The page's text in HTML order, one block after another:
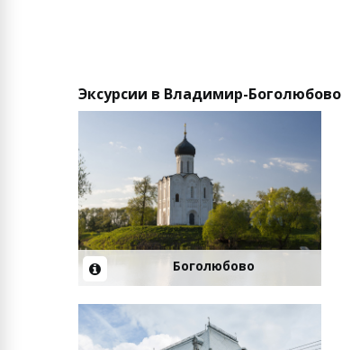
Эксурсии в Владимир-Боголюбово
Боголюбово